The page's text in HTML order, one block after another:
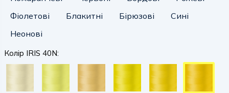
Фіолетові
Блакитні Бірюзові
Сині
Неонові
Колір IRIS 40N: